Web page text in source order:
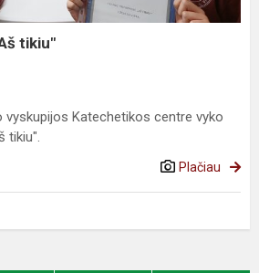
tikiu"
vyskupijos Katechetikos centre vyko
tikiu".
Plačiau